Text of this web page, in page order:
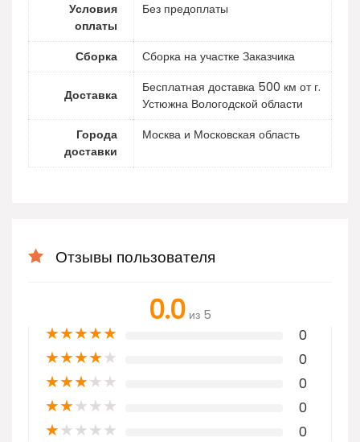
Условия
оплаты
Без предоплаты
Сборка Сборка на участке Заказчика
Доставка
Бесплатная доставка 500 км от г.
Устюжна Вологодской области
Города
доставки
Москва и Московская область
Отзывы пользователя
0.0 из 5
★★★★★ 0
★★★★★ 0
★★★★★ 0
★★★★★ 0
★★★★★ 0